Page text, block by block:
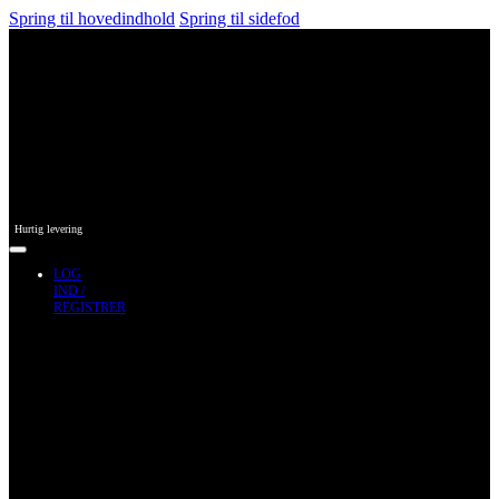
Spring til hovedindhold Spring til sidefod
Hurtig levering
LOG
IND /
REGISTRER